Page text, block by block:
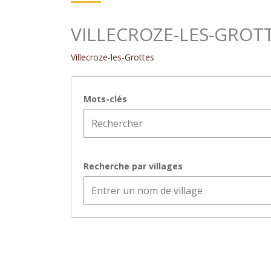
VILLECROZE-LES-
Villecroze-les-Grottes
Mots-clés
Recherche par villages